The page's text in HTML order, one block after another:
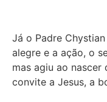
Já o Padre
alegre e a ação, o
mas agiu ao nascer
convite a Jesus, a